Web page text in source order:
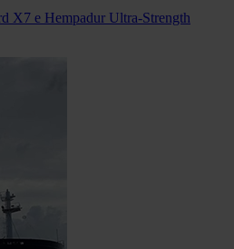
X7 e Hempadur Ultra-Strength